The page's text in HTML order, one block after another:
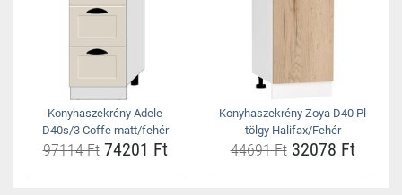
Konyhaszekrény Adele
D40s/3 Coffe matt/fehér
97114 Ft74201 Ft
Konyhaszekrény Zoya D40 Pl
tölgy Halifax/Fehér
44691 Ft32078 Ft